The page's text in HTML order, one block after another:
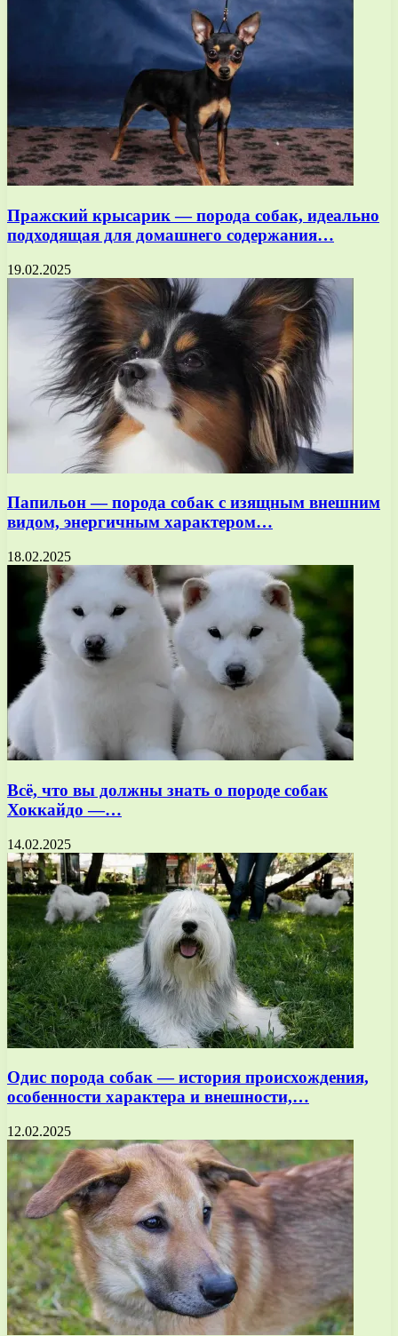
Пражский крысарик — порода собак, идеально
подходящая для домашнего содержания…
19.02.2025
Папильон — порода собак с изящным внешним
видом, энергичным характером…
18.02.2025
Всё, что вы должны знать о породе собак
Хоккайдо —…
14.02.2025
Одис порода собак — история происхождения,
особенности характера и внешности,…
12.02.2025